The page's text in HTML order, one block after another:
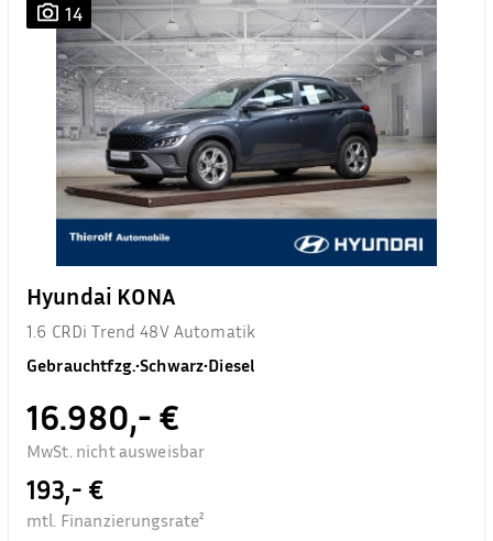
14
Hyundai KONA
1.6 CRDi Trend 48V Automatik
Gebrauchtfzg.•Schwarz•Diesel
16.980,- €
MwSt. nicht ausweisbar
193,- €
mtl. Finanzierungsrate²